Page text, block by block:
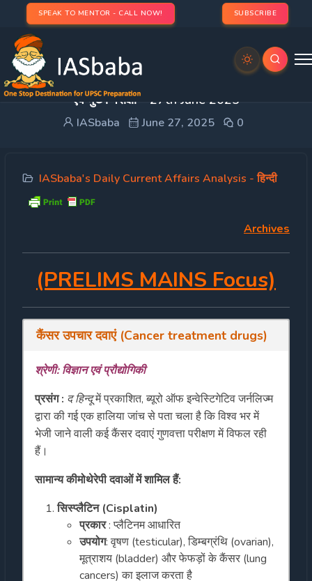
SPEAK TO MENTOR - CALL NOW! SUBSCRIBE
DAILY CURRENT AFFAIRS IAS हिन्दी | UPSC प्रारंभिक
एवं मुख्य परीक्षा – 27th June 2025
IASbaba June 27, 2025 0
IASbaba's Daily Current Affairs Analysis - हिन्दी
Archives
(PRELIMS MAINS Focus)
कैंसर उपचार दवाएं (Cancer treatment drugs)
श्रेणी: विज्ञान एवं प्रौद्योगिकी
प्रसंग : द हिन्दूमें प्रकाशित, ब्यूरो ऑफ इन्वेस्टिगेटिव जर्नलिज्म
द्वारा की गई एक हालिया जांच से पता चला है कि विश्व भर में
भेजी जाने वाली कई कैंसर दवाएं गुणवत्ता परीक्षण में विफल रही
हैं।
सामान्य कीमोथेरेपी दवाओं में शामिल हैं:
सिस्प्लैटिन (Cisplatin)
प्रकार: प्लैटिनम आधारित
उपयोग: वृषण (testicular), डिम्बग्रंथि (ovarian),
मूत्राशय (bladder) और फेफड़ों के कैंसर (lung
cancers) का इलाज करता है